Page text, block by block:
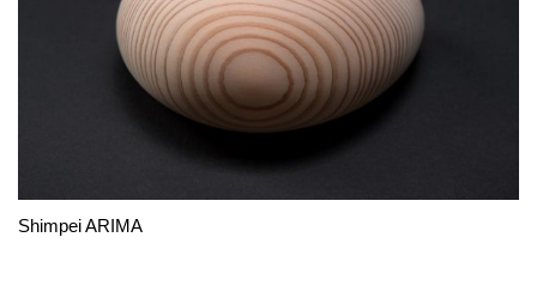
Shimpei ARIMA